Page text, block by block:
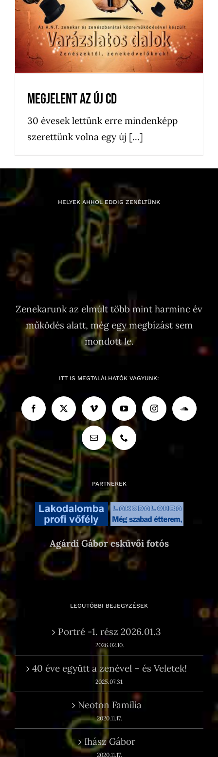
Megjelent az új CD
30 évesek lettünk erre mindenképp
szerettünk volna egy új [...]
HELYEK AHHOL EDDIG ZENÉLTÜNK
Zenekarunk az elmúlt több mint harminc év
működés alatt, még egy megbízást sem
mondott le.
ITT IS MEGTALÁLHATÓK VAGYUNK:
PARTNEREK
Agárdi Gábor esküvői fotós
LEGUTÓBBI BEJEGYZÉSEK
Portré -1. rész 2026.01.3
2026.02.10.
40 éve együtt a zenével – és Veletek!
2025.07.31.
Neoton Família
2020.11.17.
Ihász Gábor
2020.11.17.